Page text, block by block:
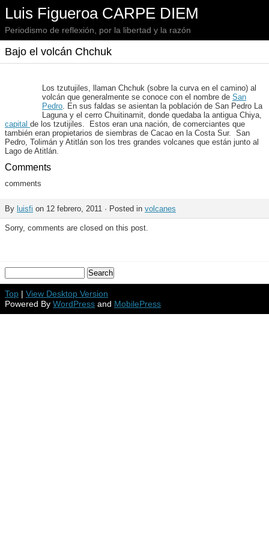
Luis Figueroa CARPE DIEM
Periodismo de reflexión, por la libertad y la razón
Bajo el volcán Chchuk
Los tzutujiles, llaman Chchuk (sobre la curva en el camino) al
volcán que generalmente se conoce con el nombre de San
Pedro. En sus faldas se asientan la población de San Pedro La
Laguna y el cerro Chuitinamit, donde quedaba la antigua Chiya,
capital de los tzutijiles. Estos eran una nación, de comerciantes que
también eran propietarios de siembras de Cacao en la Costa Sur. San
Pedro, Tolimán y Atitlán son los tres grandes volcanes que están junto al
Lago de Atitlán.
Comments
comments
By luisfi on 12 febrero, 2011 · Posted in volcanes
Sorry, comments are closed on this post.
Top | View Desktop Version
Powered By WordPress and MobilePress